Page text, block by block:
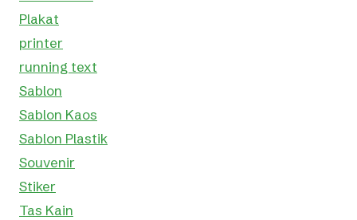
Plakat
printer
running text
Sablon
Sablon Kaos
Sablon Plastik
Souvenir
Stiker
Tas Kain